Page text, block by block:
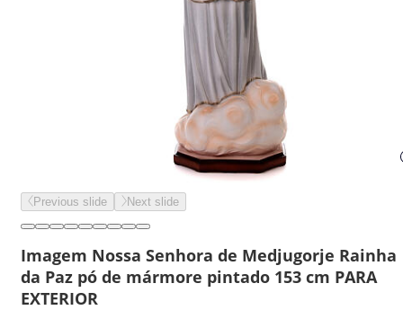
Previous slide Next slide
Imagem Nossa Senhora de Medjugorje Rainha
da Paz pó de mármore pintado 153 cm PARA
EXTERIOR